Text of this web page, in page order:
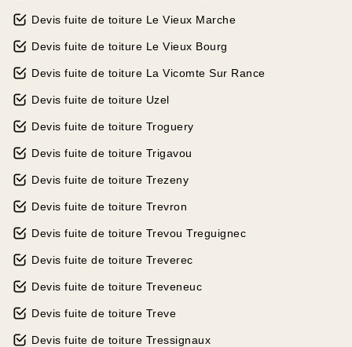
Devis fuite de toiture Le Vieux Marche
Devis fuite de toiture Le Vieux Bourg
Devis fuite de toiture La Vicomte Sur Rance
Devis fuite de toiture Uzel
Devis fuite de toiture Troguery
Devis fuite de toiture Trigavou
Devis fuite de toiture Trezeny
Devis fuite de toiture Trevron
Devis fuite de toiture Trevou Treguignec
Devis fuite de toiture Treverec
Devis fuite de toiture Treveneuc
Devis fuite de toiture Treve
Devis fuite de toiture Tressignaux